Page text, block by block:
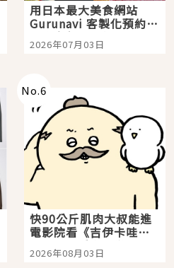
用日本最大美食網站
Gurunavi 客製化預約九
大都市餐廳，打造專屬
美食體驗！
2026年07月03日
No.6
快90公斤肌肉大叔能進
電影院看《吉伊卡哇》
嗎？日本重金屬樂團
「打首」會長與nagano
2026年08月03日